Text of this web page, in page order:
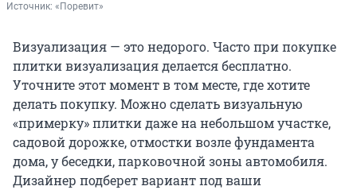
Источник: «Поревит»
Визуализация — это недорого. Часто при покупке
плитки визуализация делается бесплатно.
Уточните этот момент в том месте, где хотите
делать покупку. Можно сделать визуальную
«примерку» плитки даже на небольшом участке,
садовой дорожке, отмостки возле фундамента
дома, у беседки, парковочной зоны автомобиля.
Дизайнер подберет вариант под ваши